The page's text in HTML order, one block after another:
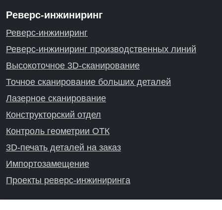
Реверс-инжиниринг
Реверс-инжиниринг
Реверс-инжиниринг производственных линий
Высокоточное 3D-сканирование
Точное сканирование больших деталей
Лазерное сканирование
Конструкторский отдел
Контроль геометрии ОТК
3D-печать деталей на заказ
Импортозамещение
Проекты реверс-инжиниринга